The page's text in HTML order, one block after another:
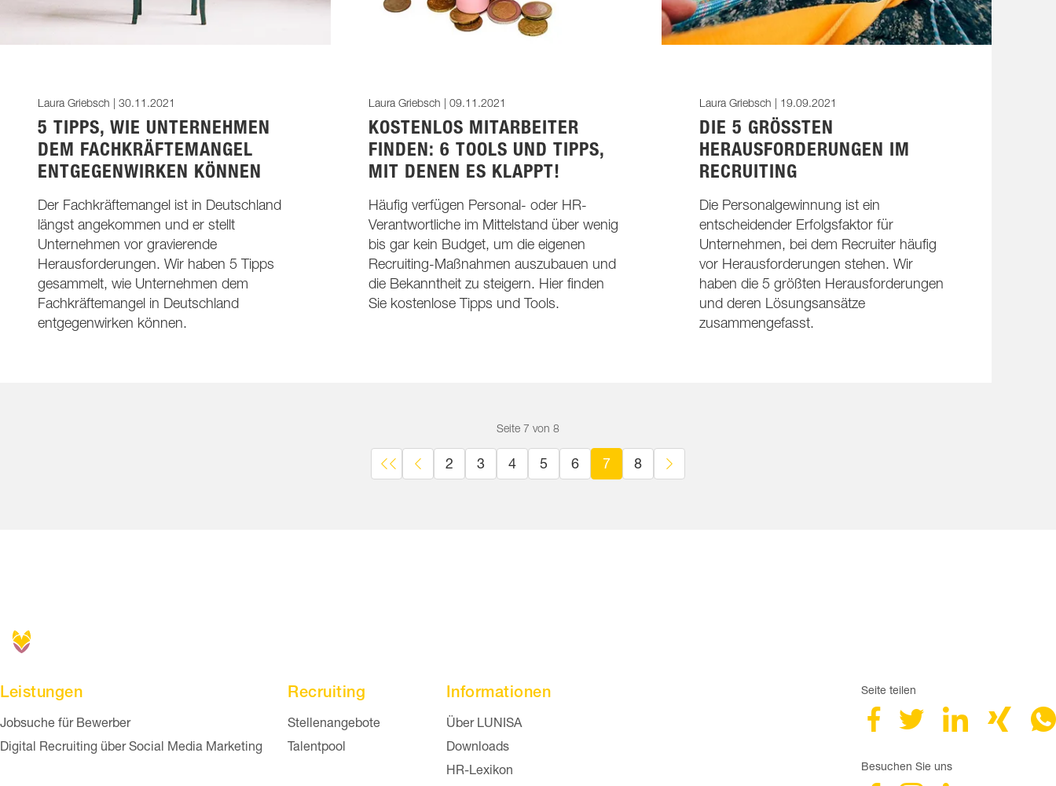
Laura Griebsch | 30.11.2021
5 TIPPS, WIE UNTERNEHMEN
DEM FACHKRÄFTEMANGEL
ENTGEGENWIRKEN KÖNNEN
Der Fachkräftemangel ist in Deutschland
längst angekommen und er stellt
Unternehmen vor gravierende
Herausforderungen. Wir haben 5 Tipps
gesammelt, wie Unternehmen dem
Fachkräftemangel in Deutschland
entgegenwirken können.
Laura Griebsch | 09.11.2021
KOSTENLOS MITARBEITER
FINDEN: 6 TOOLS UND TIPPS,
MIT DENEN ES KLAPPT!
Häufig verfügen Personal- oder HR-
Verantwortliche im Mittelstand über wenig
bis gar kein Budget, um die eigenen
Recruiting-Maßnahmen auszubauen und
die Bekanntheit zu steigern. Hier finden
Sie kostenlose Tipps und Tools.
Laura Griebsch | 19.09.2021
DIE 5 GRÖSSTEN H
ERAUSFORDERUNGEN IM R
ECRUITING
Die Personalgewinnung ist ein
entscheidender Erfolgsfaktor für
Unternehmen, bei dem Recruiter häufig
vor Herausforderungen stehen. Wir
haben die 5 größten Herausforderungen
und deren Lösungsansätze
zusammengefasst.
Seite 7 von 8
2 3 4 5 6 7 8
Leistungen
Navigation überspringen
Jobsuche für Bewerber
Digital Recruiting über Social Media Marketing
Recruiting
Navigation überspringen
Stellenangebote
Talentpool
Informationen
Navigation überspringen
Über LUNISA
Downloads
HR-Lexikon
Seite teilen
Besuchen Sie uns